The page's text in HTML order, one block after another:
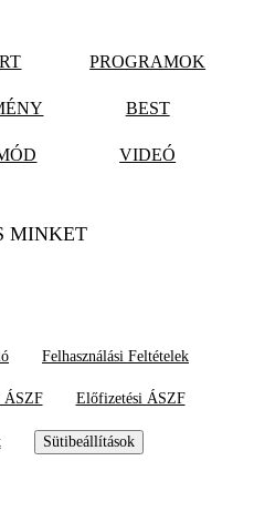
PROGRAMOK
BEST
VIDEÓ
MINKET
Felhasználási Feltételek
ÁSZF Előfizetési ÁSZF
Sütibeállítások